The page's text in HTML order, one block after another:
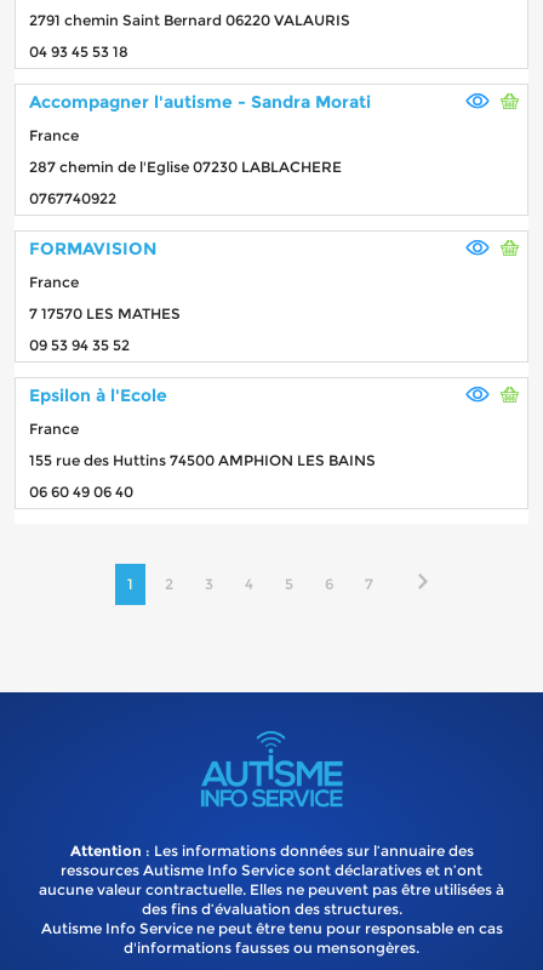
2791 chemin Saint Bernard 06220 VALAURIS
04 93 45 53 18
Accompagner l'autisme - Sandra Morati
France
287 chemin de l'Eglise 07230 LABLACHERE
0767740922
FORMAVISION
France
7 17570 LES MATHES
09 53 94 35 52
Epsilon à l'Ecole
France
155 rue des Huttins 74500 AMPHION LES BAINS
06 60 49 06 40
1 2 3 4 5 6 7
Attention : Les informations données sur l’annuaire des
ressources Autisme Info Service sont déclaratives et n’ont
aucune valeur contractuelle. Elles ne peuvent pas être utilisées à
des fins d’évaluation des structures.
Autisme Info Service ne peut être tenu pour responsable en cas
d'informations fausses ou mensongères.